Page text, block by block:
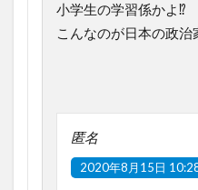
小学生の学習係かよ⁉
こんなのが日本の政治
匿名
2020年8月15日